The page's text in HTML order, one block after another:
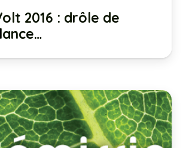
2016 : drôle de